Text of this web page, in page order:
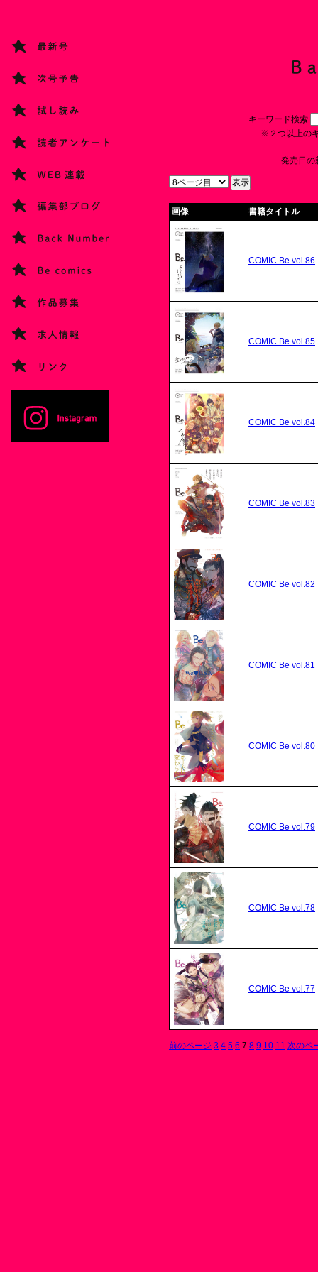
キーワード検索
※２つ以上の
発売日の
画像 書籍タイトル
COMIC Be vol.86
COMIC Be vol.85
COMIC Be vol.84
COMIC Be vol.83
COMIC Be vol.82
COMIC Be vol.81
COMIC Be vol.80
COMIC Be vol.79
COMIC Be vol.78
COMIC Be vol.77
前のページ 3 4 5 6 7 8 9 10 11 次のペ